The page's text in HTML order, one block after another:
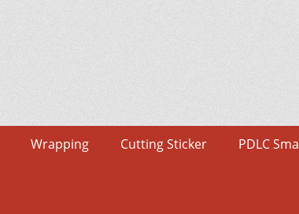
Wrapping Cutting Sticker PDLC